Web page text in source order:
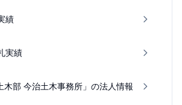
績
実績
木部 今治土木事務所」の法人情報